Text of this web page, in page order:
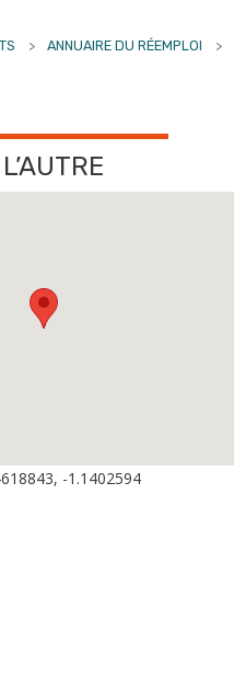
> ANNUAIRE DU RÉEMPLOI >
-1.1402594